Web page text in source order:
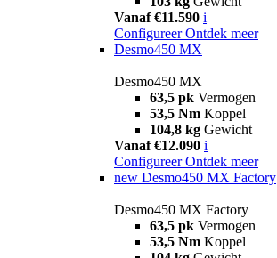
Vanaf €11.590 i
Configureer Ontdek meer
Desmo450 MX
Desmo450 MX
63,5 pk Vermogen
53,5 Nm Koppel
104,8 kg Gewicht
Vanaf €12.090 i
Configureer Ontdek meer
new Desmo450 MX Factory
Desmo450 MX Factory
63,5 pk Vermogen
53,5 Nm Koppel